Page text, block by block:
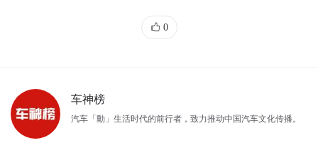
0
车神榜
汽车「動」生活时代的前行者，致力推动中国汽车文化传播。